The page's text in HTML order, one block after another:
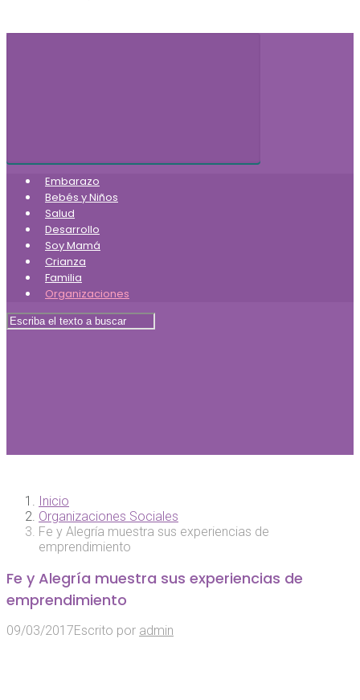
Embarazo
Bebés y Niños
Salud
Desarrollo
Soy Mamá
Crianza
Familia
Organizaciones
Inicio
Organizaciones Sociales
Fe y Alegría muestra sus experiencias de
emprendimiento
Fe y Alegría muestra sus experiencias de
emprendimiento
09/03/2017Escrito por admin